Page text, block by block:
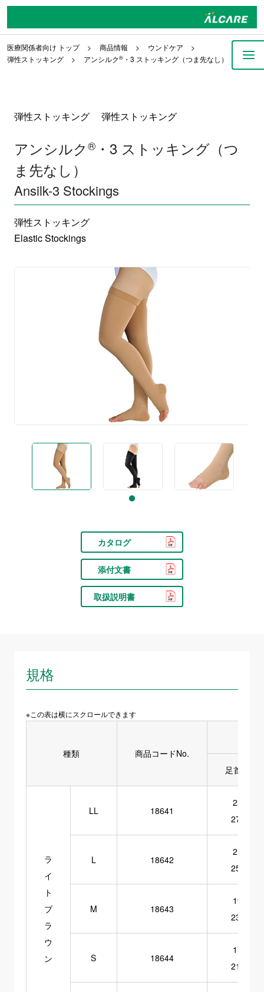
医療関係者向け トップ 商品情報
ウンドケア
弾性ストッキング
アンシルク®・3 ストッキング（つま先なし）
弾性ストッキング 弾性ストッキング
アンシルク®・3 ストッキング（つ
ま先なし）
Ansilk-3 Stockings
弾性ストッキング
Elastic Stockings
カタログ
添付文書
取扱説明書
規格
※この表は横にスクロールできます
種類
商品コードNo.
足首周囲
ラ
イ
ト
ブ
ラ
ウ
ン
LL 18641
23～
27cm
L 18642
21～
25cm
M 18643
19～
23cm
S 18644
17～
21cm